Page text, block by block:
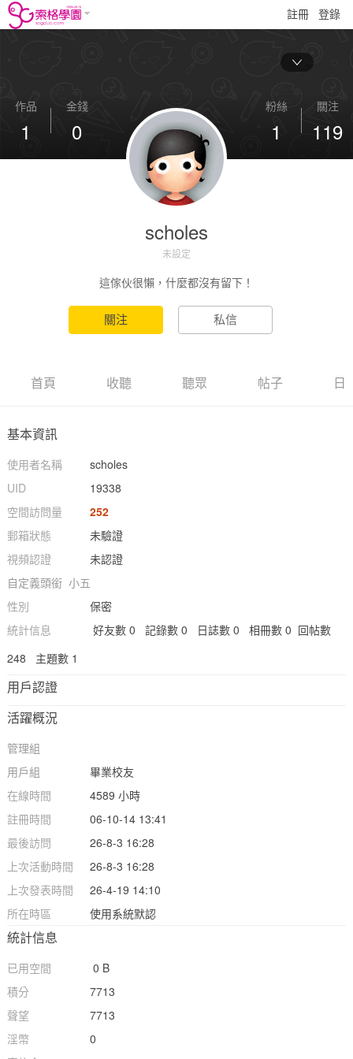
註冊 登錄
作品
1
金錢
0
關注
119
粉絲
1
scholes
未設定
這傢伙很懶，什麼都沒有留下！
首頁 收聽 聽眾 帖子 日
基本資訊
使用者名稱
scholes
UID
19338
空間訪問量
252
郵箱狀態
未驗證
視頻認證
未認證
自定義頭銜 小五
性別
保密
統計信息
好友數 0 記錄數 0 日誌數 0 相冊數 0 回帖數
248
主題數 1
用戶認證
活躍概況
管理組
用戶組
畢業校友
在線時間
4589 小時
註冊時間
06-10-14 13:41
最後訪問
26-8-3 16:28
上次活動時間
26-8-3 16:28
上次發表時間
26-4-19 14:10
所在時區
使用系統默認
統計信息
已用空間
0 B
積分
7713
聲望
7713
淫幣
0